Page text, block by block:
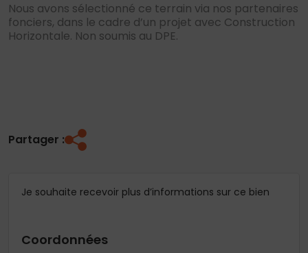
Nous avons sélectionné ce terrain via nos partenaires
fonciers, dans le cadre d’un projet avec Construction
Horizontale. Non soumis au DPE.
Partager :
Je souhaite recevoir plus d’informations sur ce bien
Coordonnées